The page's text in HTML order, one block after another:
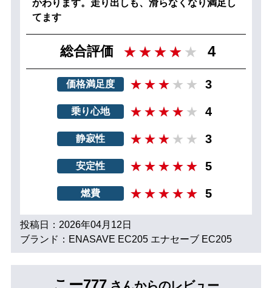
かわります。走り出しも、滑らなくなり満足し
てます
総合評価 4
価格満足度 3
乗り心地 4
静寂性 3
安定性 5
燃費 5
投稿日：2026年04月12日
ブランド：ENASAVE EC205 エナセーブ EC205
こー777